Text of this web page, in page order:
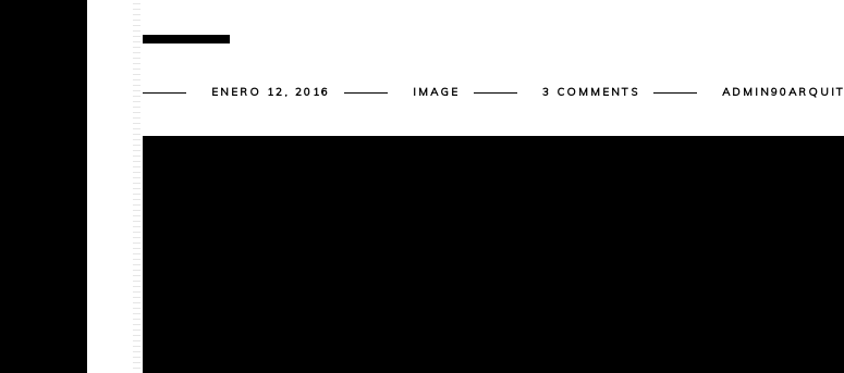
ENERO 12, 2016 IMAGE 3 COMMENTS ADMIN90ARQUIT